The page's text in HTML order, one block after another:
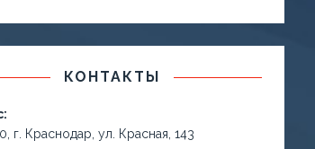
КОНТАКТЫ
г. Краснодар, ул. Красная, 143